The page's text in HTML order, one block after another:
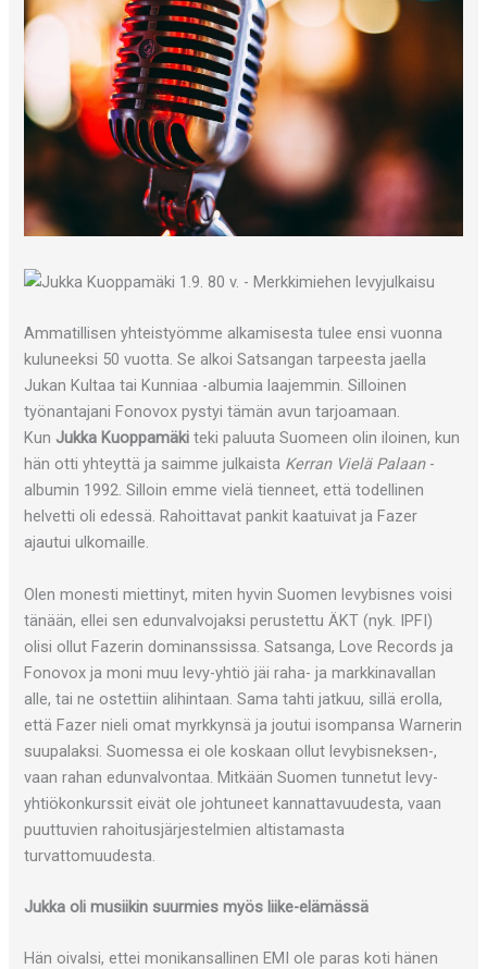
Ammatillisen yhteistyömme alkamisesta tulee ensi vuonna
kuluneeksi 50 vuotta. Se alkoi Satsangan tarpeesta jaella
Jukan Kultaa tai Kunniaa -albumia laajemmin. Silloinen
työnantajani Fonovox pystyi tämän avun tarjoamaan.
Kun Jukka Kuoppamäki teki paluuta Suomeen olin iloinen, kun
hän otti yhteyttä ja saimme julkaista Kerran Vielä Palaan-
albumin 1992. Silloin emme vielä tienneet, että todellinen
helvetti oli edessä. Rahoittavat pankit kaatuivat ja Fazer
ajautui ulkomaille.
Olen monesti miettinyt, miten hyvin Suomen levybisnes voisi
tänään, ellei sen edunvalvojaksi perustettu ÄKT (nyk. IPFI)
olisi ollut Fazerin dominanssissa. Satsanga, Love Records ja
Fonovox ja moni muu levy-yhtiö jäi raha- ja markkinavallan
alle, tai ne ostettiin alihintaan. Sama tahti jatkuu, sillä erolla,
että Fazer nieli omat myrkkynsä ja joutui isompansa Warnerin
suupalaksi. Suomessa ei ole koskaan ollut levybisneksen-,
vaan rahan edunvalvontaa. Mitkään Suomen tunnetut levy-
yhtiökonkurssit eivät ole johtuneet kannattavuudesta, vaan
puuttuvien rahoitusjärjestelmien altistamasta
turvattomuudesta.
Jukka oli musiikin suurmies myös liike-elämässä
Hän oivalsi, ettei monikansallinen EMI ole paras koti hänen